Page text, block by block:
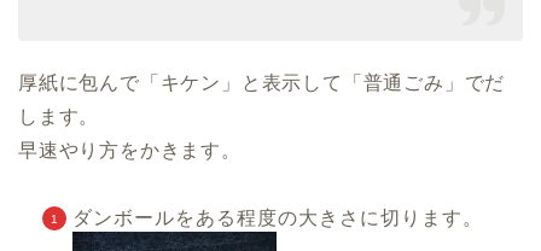
厚紙に包んで「キケン」と表示して「普通ごみ」でだ
します。
早速やり方をかきます。
ダンボールをある程度の大きさに切ります。